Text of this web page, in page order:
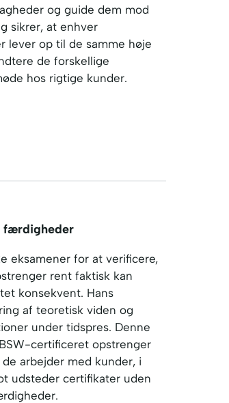
og guide dem mod
sikrer, at enhver
lever op til de samme høje
de forskellige
hos rigtige kunder.
færdigheder
eksamener for at verificere,
rent faktisk kan
konsekvent. Hans
af teoretisk viden og
under tidspres. Denne
certificeret opstrenger
arbejder med kunder, i
udsteder certifikater uden